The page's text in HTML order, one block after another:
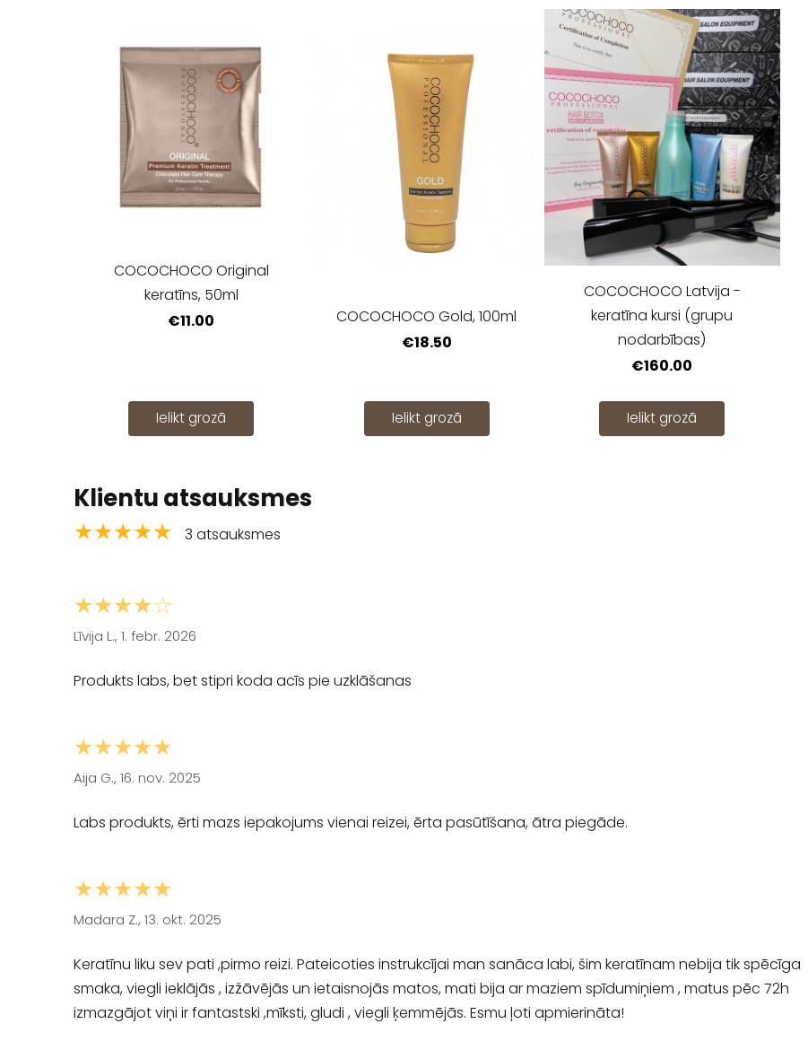
COCOCHOCO Original
keratīns, 50ml
€11.00
Ielikt grozā
COCOCHOCO Gold, 100ml
€18.50
Ielikt grozā
COCOCHOCO Latvija -
keratīna kursi (grupu
nodarbības)
€160.00
Ielikt grozā
Klientu atsauksmes
★★★★★ 3 atsauksmes
★★★★☆
Līvija L., 1. febr. 2026
Produkts labs, bet stipri koda acīs pie uzklāšanas
★★★★★
Aija G., 16. nov. 2025
Labs produkts, ērti mazs iepakojums vienai reizei, ērta pasūtīšana, ātra piegāde.
★★★★★
Madara Z., 13. okt. 2025
Keratīnu liku sev pati ,pirmo reizi. Pateicoties instrukcījai man sanāca labi, šim keratīnam nebija tik spēcīga
smaka, viegli ieklājās , izžāvējās un ietaisnojās matos, mati bija ar maziem spīdumiņiem , matus pēc 72h
izmazgājot viņi ir fantastski ,mīksti, gludi , viegli ķemmējās. Esmu ļoti apmierināta!